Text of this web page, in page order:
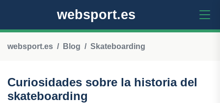
websport.es
websport.es Blog Skateboarding
Curiosidades sobre la historia del
skateboarding